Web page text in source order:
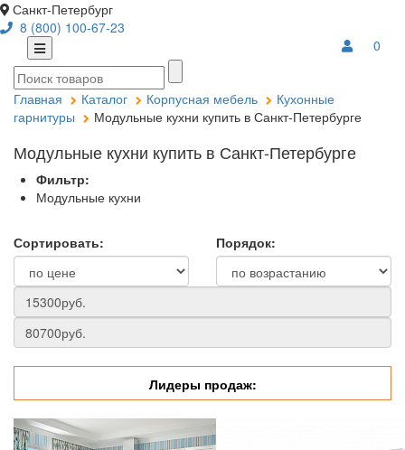
Санкт-Петербург
8 (800) 100-67-23
0
Главная Каталог Корпусная мебель
Кухонные
гарнитуры
Модульные кухни купить в Санкт-Петербурге
Модульные кухни купить в Санкт-Петербурге
Фильтр:
Модульные кухни
Сортировать: Порядок:
Лидеры продаж: